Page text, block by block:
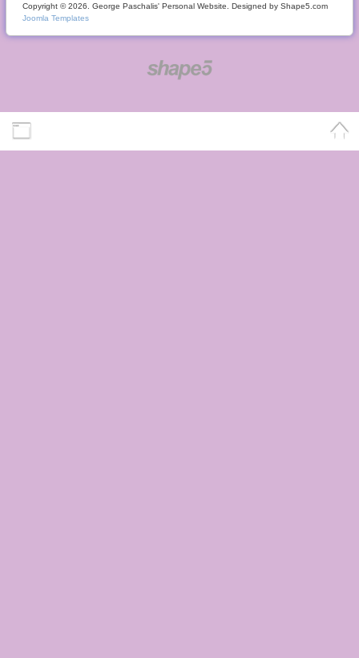
Copyright © 2026. George Paschalis' Personal Website. Designed by Shape5.com
Joomla Templates